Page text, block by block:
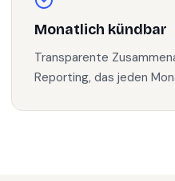
Monatlich kündbar
Transparente
Reporting, das jeden